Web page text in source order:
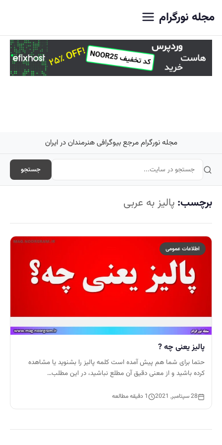
مجله نورگرام
مجله نورگرام مرجع بیوگرافی هنرمندان در ایران
جستجو
برچسب: پالیز به عربی
اطلاعات عمومی
پالیز یعنی چه ?
حتما برای شما هم پیش آمده است کلمه پالیز را بشنوید یا مشاهده
کرده باشید و از معنی دقیق آن مطلع نباشید، در این مطلب…
28 سپتامبر, 2021 1 دقیقه مطالعه